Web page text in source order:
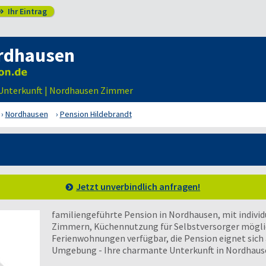
Ihr Eintrag
| Nordhausen Zimmer
Nordhausen Pension Hildebrandt
Jetzt unverbindlich anfragen!
familiengeführte Pension in Nordhausen, mit
Zimmern, Küchennutzung für Selbstversorger
Ferienwohnungen verfügbar, die Pension eignet
Umgebung - Ihre charmante Unterkunft in